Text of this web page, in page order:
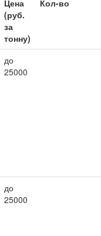
Цена
(руб.
за
тонну)
Кол-во
до
25000
до
25000